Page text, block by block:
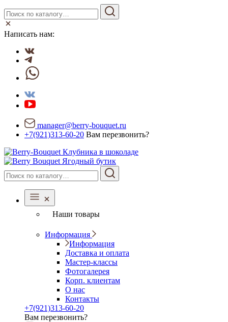
Написать нам:
manager@berry-bouquet.ru
+7(921)313-60-20 Вам перезвонить?
Ягодный бутик
Наши товары
Информация
Информация
Доставка и оплата
Мастер-классы
Фотогалерея
Корп. клиентам
О нас
Контакты
+7(921)313-60-20
Вам перезвонить?